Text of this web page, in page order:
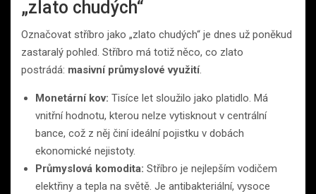
„zlato chudých“
Označovat stříbro jako „zlato chudých“ je dnes už poněkud
zastaralý pohled. Stříbro má totiž něco, co zlato
postrádá: masivní průmyslové využití.
Monetární kov: Tisíce let sloužilo jako platidlo. Má
vnitřní hodnotu, kterou nelze vytisknout v centrální
bance, což z něj činí ideální pojistku v dobách
ekonomické nejistoty.
Průmyslová komodita: Stříbro je nejlepším vodičem
elektřiny a tepla na světě. Je antibakteriální, vysoce